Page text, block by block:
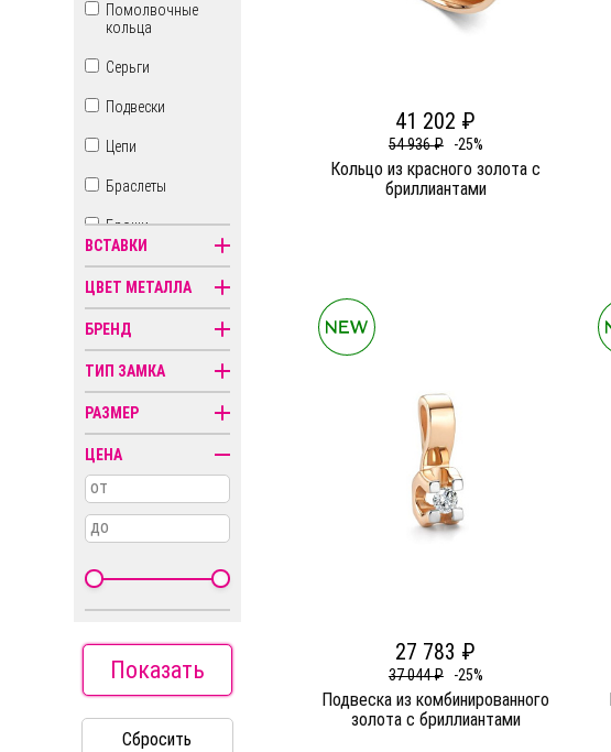
Помолвочные
кольца
Серьги
Подвески
Цепи
Браслеты
Броши
Бусы
Знаки зодиака
Иконы
Кресты
Пирсинг
Религиозная
символика
ВСТАВКИ
ЦВЕТ МЕТАЛЛА
БРЕНД
ТИП ЗАМКА
РАЗМЕР
ЦЕНА
от
до
Показать
Сбросить
41 202 ₽
54 936 ₽ -25%
Кольцо из красного золота c
бриллиантами
27 783 ₽
37 044 ₽ -25%
Подвеска из комбинированного
золота c бриллиантами